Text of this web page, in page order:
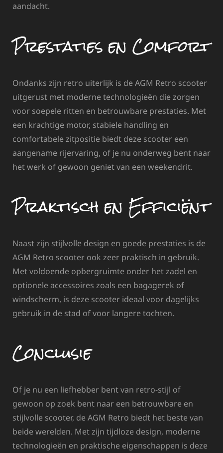
aandacht.
Prestaties en Comfort
Ondanks zijn retro uiterlijk is de AGM Retro scooter
uitgerust met moderne technologieën die zorgen
voor soepele ritten en betrouwbare prestaties. Met
een krachtige motor, stabiele handling en
comfortabele zitpositie biedt deze scooter een
aangename rijervaring, of je nu onderweg bent naar
het werk of gewoon geniet van een weekendrit.
Praktisch en Efficiënt
Naast zijn stijlvolle design en goede prestaties is de
AGM Retro scooter ook zeer praktisch in gebruik.
Met voldoende opbergruimte onder het zadel en
optionele accessoires zoals een bagagerek of
windscherm, is deze scooter ideaal voor dagelijks
gebruik in de stad of voor langere tochten.
Conclusie
Of je nu een liefhebber bent van retro-stijl of
gewoon op zoek bent naar een betrouwbare en
stijlvolle scooter, de AGM Retro biedt het beste van
beide werelden. Met zijn tijdloze design, moderne
technologieën en praktische eigenschappen is deze